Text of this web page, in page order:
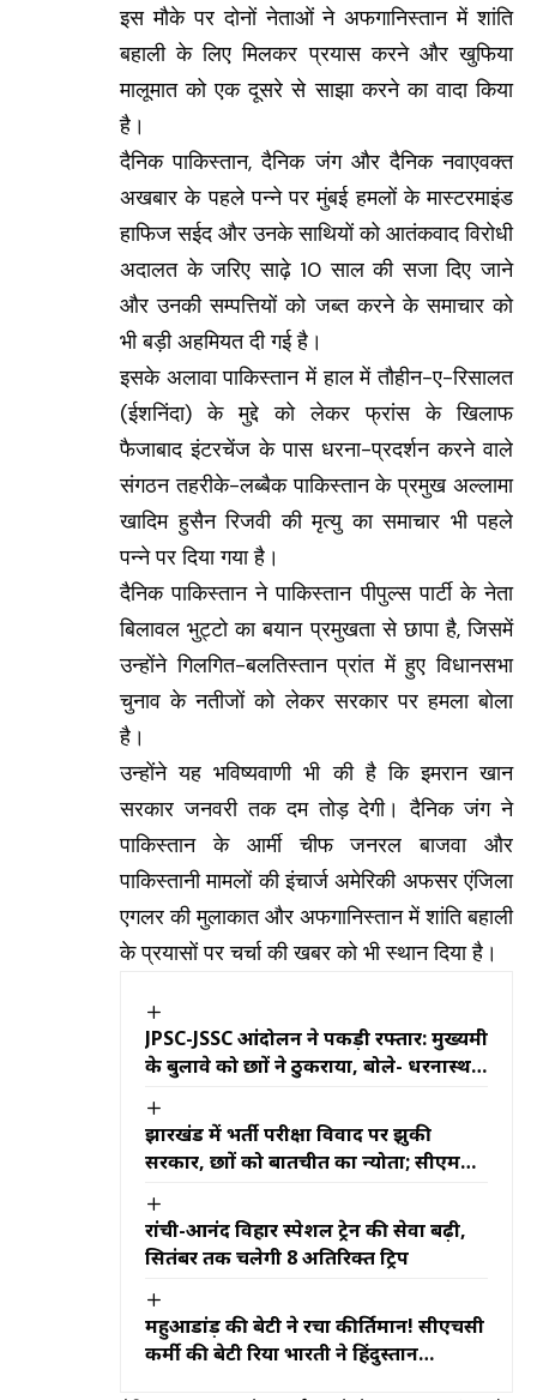
इस मौके पर दोनों नेताओं ने अफगानिस्तान में शांति
बहाली के लिए मिलकर प्रयास करने और खुफिया
मालूमात को एक दूसरे से साझा करने का वादा किया
है।
दैनिक पाकिस्तान, दैनिक जंग और दैनिक नवाएवक्त
अखबार के पहले पन्ने पर मुंबई हमलों के मास्टरमाइंड
हाफिज सईद और उनके साथियों को आतंकवाद विरोधी
अदालत के जरिए साढ़े 10 साल की सजा दिए जाने
और उनकी सम्पत्तियों को जब्त करने के समाचार को
भी बड़ी अहमियत दी गई है।
इसके अलावा पाकिस्तान में हाल में तौहीन-ए-रिसालत
(ईशनिंदा) के मुद्दे को लेकर फ्रांस के खिलाफ
फैजाबाद इंटरचेंज के पास धरना-प्रदर्शन करने वाले
संगठन तहरीके-लब्बैक पाकिस्तान के प्रमुख अल्लामा
खादिम हुसैन रिजवी की मृत्यु का समाचार भी पहले
पन्ने पर दिया गया है।
दैनिक पाकिस्तान ने पाकिस्तान पीपुल्स पार्टी के नेता
बिलावल भुट्टो का बयान प्रमुखता से छापा है, जिसमें
उन्होंने गिलगित-बलतिस्तान प्रांत में हुए विधानसभा
चुनाव के नतीजों को लेकर सरकार पर हमला बोला
है।
उन्होंने यह भविष्यवाणी भी की है कि इमरान खान
सरकार जनवरी तक दम तोड़ देगी। दैनिक जंग ने
पाकिस्तान के आर्मी चीफ जनरल बाजवा और
पाकिस्तानी मामलों की इंचार्ज अमेरिकी अफसर एंजिला
एगलर की मुलाकात और अफगानिस्तान में शांति बहाली
के प्रयासों पर चर्चा की खबर को भी स्थान दिया है।
JPSC-JSSC आंदोलन ने पकड़ी रफ्तार: मुख्यमंत्री
के बुलावे को छात्रों ने ठुकराया, बोले- धरनास्थल
झारखंड में भर्ती परीक्षा विवाद पर झुकी
सरकार, छात्रों को बातचीत का न्योता; सीएम
विचार
रांची-आनंद विहार स्पेशल ट्रेन की सेवा बढ़ी,
सितंबर तक चलेगी 8 अतिरिक्त ट्रिप
महुआडांड़ की बेटी ने रचा कीर्तिमान! सीएचसी
कर्मी की बेटी रिया भारती ने हिंदुस्तान